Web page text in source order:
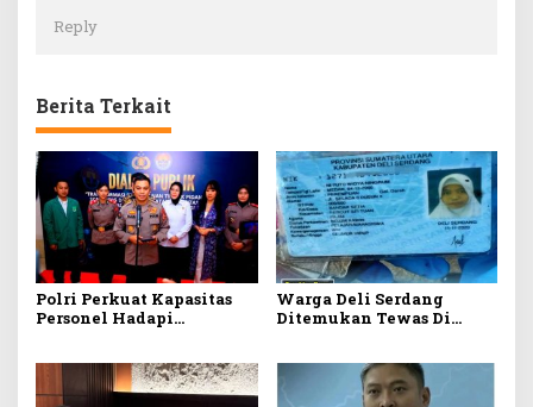
Reply
Berita Terkait
Polri Perkuat Kapasitas
Personel Hadapi
Warga Deli Serdang
Ditemukan Tewas Di